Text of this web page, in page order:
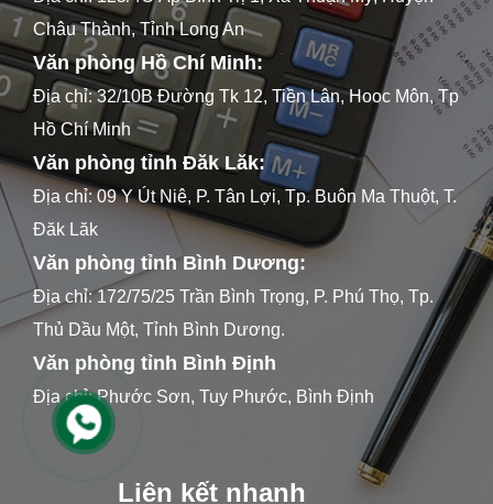
Châu Thành, Tỉnh Long An
Văn phòng Hồ Chí Minh:
Địa chỉ: 32/10B Đường Tk 12, Tiền Lân, Hooc Môn, Tp
Hồ Chí Minh
Văn phòng tỉnh Đăk Lăk:
Địa chỉ: 09 Y Út Niê, P. Tân Lợi, Tp. Buôn Ma Thuột, T.
Đăk Lăk
Văn phòng tỉnh Bình Dương:
Địa chỉ: 172/75/25 Trần Bình Trọng, P. Phú Thọ, Tp.
Thủ Dầu Một, Tỉnh Bình Dương.
Văn phòng tỉnh Bình Định
Địa chỉ: Phước Sơn, Tuy Phước, Bình Định
Liên kết nhanh